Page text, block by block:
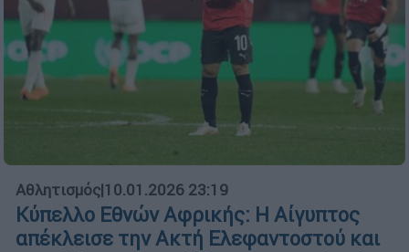
Αθλητισμός|10.01.2026 23:19
Κύπελλο Εθνών Αφρικής: Η Αίγυπτος
απέκλεισε την Ακτή Ελεφαντοστού και